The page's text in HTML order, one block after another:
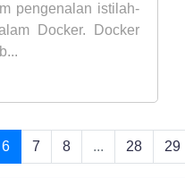
pengenalan istilah-
Docker. Docker
6 7 8 ... 28 29